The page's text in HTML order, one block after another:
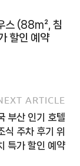
스 (88m², 침
할인 예약
ARTICLE
부산 인기 호텔
주차 후기 위
특가 할인 예약